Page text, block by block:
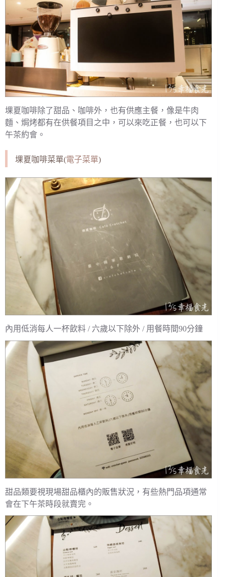
堁夏咖啡除了甜品、咖啡外，也有供應主餐，像是牛肉
麵、焗烤都有在供餐項目之中，可以來吃正餐，也可以下
午茶約會。
堁夏咖啡菜單(電子菜單)
內用低消每人一杯飲料 / 六歲以下除外 / 用餐時間90分鐘
甜品類要視現場甜品櫃內的販售狀況，有些熱門品項通常
會在下午茶時段就賣完。